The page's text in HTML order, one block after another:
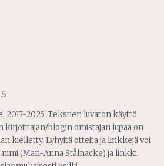
2017-2025. Tekstien luvaton käyttö
kirjoittajan/blogin omistajan lupaa on
kielletty. Lyhyitä otteita ja linkkejä voi
(Mari-Anna Stålnacke) ja linkki